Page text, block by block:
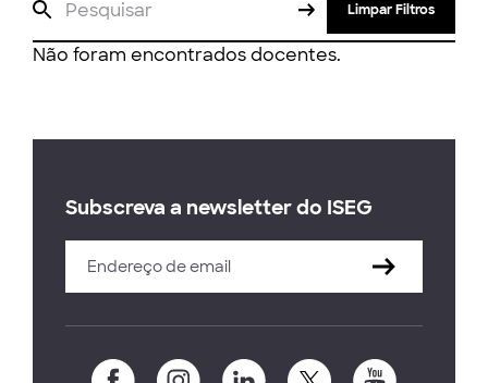
Limpar Filtros
Não foram encontrados docentes.
Subscreva a newsletter do ISEG